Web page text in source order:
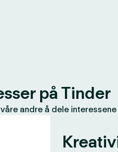
på Tinder
andre å dele